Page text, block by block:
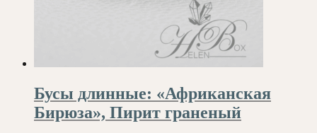
Бусы длинные: «Африканская
Бирюза», Пирит граненый